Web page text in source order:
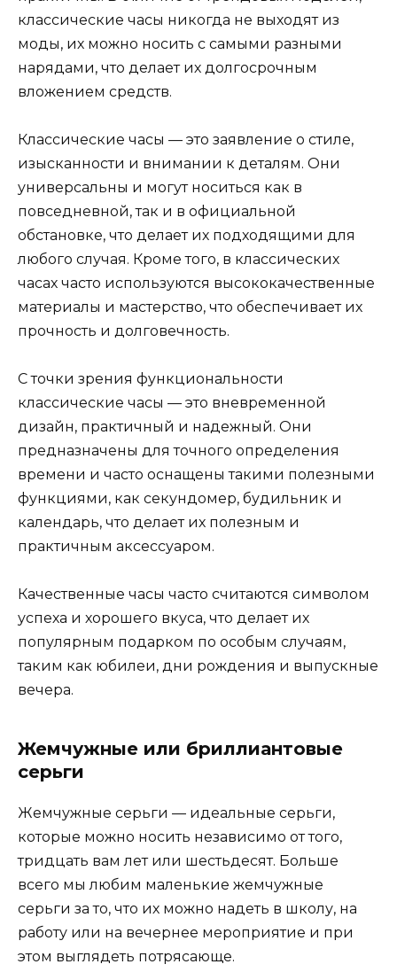
классические часы никогда не выходят из
моды, их можно носить с самыми разными
нарядами, что делает их долгосрочным
вложением средств.
Классические часы — это заявление о стиле,
изысканности и внимании к деталям. Они
универсальны и могут носиться как в
повседневной, так и в официальной
обстановке, что делает их подходящими для
любого случая. Кроме того, в классических
часах часто используются высококачественные
материалы и мастерство, что обеспечивает их
прочность и долговечность.
С точки зрения функциональности
классические часы — это вневременной
дизайн, практичный и надежный. Они
предназначены для точного определения
времени и часто оснащены такими полезными
функциями, как секундомер, будильник и
календарь, что делает их полезным и
практичным аксессуаром.
Качественные часы часто считаются символом
успеха и хорошего вкуса, что делает их
популярным подарком по особым случаям,
таким как юбилеи, дни рождения и выпускные
вечера.
Жемчужные или бриллиантовые
серьги
Жемчужные серьги — идеальные серьги,
которые можно носить независимо от того,
тридцать вам лет или шестьдесят. Больше
всего мы любим маленькие жемчужные
серьги за то, что их можно надеть в школу, на
работу или на вечернее мероприятие и при
этом выглядеть потрясающе.